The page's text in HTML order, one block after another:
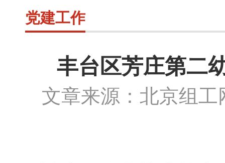
党建工作
丰台区芳庄第二
文章来源：北京